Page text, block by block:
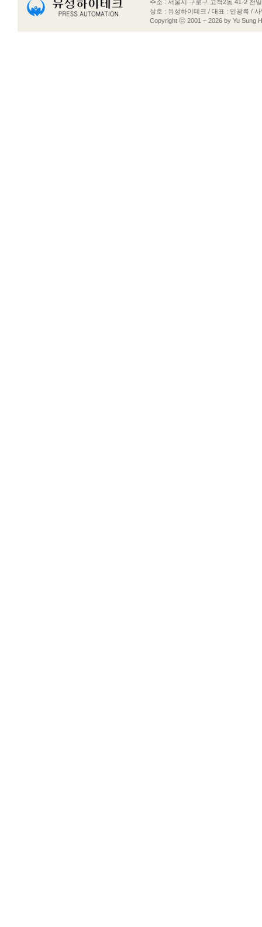
주소 : 서울시 구로구 고척2동 41-2 천
상호 : 유성하이테크 / 대표 : 안광록 /
Copyright ⓒ 2001 ~ 2026 by Yu Sung